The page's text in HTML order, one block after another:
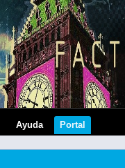
Ayuda Portal